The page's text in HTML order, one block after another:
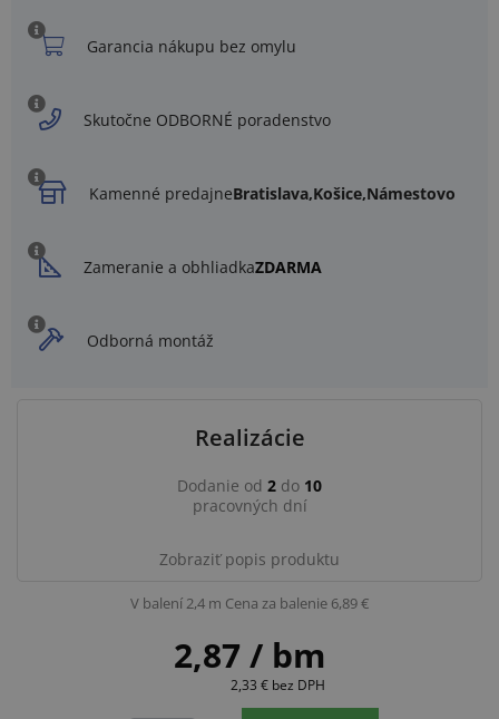
Garancia nákupu bez omylu
Skutočne ODBORNÉ poradenstvo
Kamenné predajneBratislava,Košice,Námestovo
Zameranie a obhliadkaZDARMA
Odborná montáž
Realizácie
Dodanie od 2 do 10
pracovných dní
Zobraziť popis produktu
V balení 2,4 m Cena za balenie 6,89 €
2,87 / bm
2,33 € bez DPH